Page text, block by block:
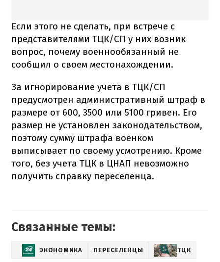
Если этого не сделать, при встрече с
представителями ТЦК/СП у них возник
вопрос, почему военнообязанный не
сообщил о своем местонахождении.
За игнорирование учета в ТЦК/СП
предусмотрен административный штраф в
размере от 600, 3500 или 5100 гривен. Его
размер не установлен законодательством,
поэтому сумму штрафа военком
выписывает по своему усмотрению. Кроме
того, без учета ТЦК в ЦНАП невозможно
получить справку переселенца.
Связанные темы:
ЭКОНОМИКА ПЕРЕСЕЛЕНЦЫ ТЦК